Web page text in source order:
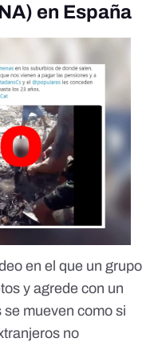
en España
en el que un grupo
y agrede con un
mueven como si
no